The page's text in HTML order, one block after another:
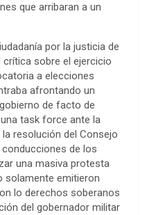
que arribaran a un
por la justicia de
sobre el ejercicio
a elecciones
afrontando un
de facto de
task force ante la
resolución del Consejo
conducciones de los
una masiva protesta
solamente emitieron
lo derechos soberanos
del gobernador militar